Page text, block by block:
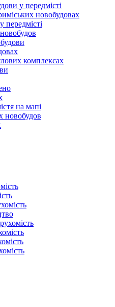
у передмісті
новобудовах
передмісті
комплексах
на мапі
новобудов